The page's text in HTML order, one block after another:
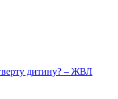
дитину? – ЖВЛ